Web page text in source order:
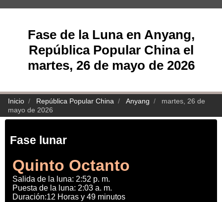
Fase de la Luna en Anyang,
República Popular China el
martes, 26 de mayo de 2026
Inicio República Popular China Anyang
martes, 26 de
mayo de 2026
Fase lunar
Quinto Octanto
Salida de la luna: 2:52 p. m.
Puesta de la luna: 2:03 a. m.
Duración:12 Horas y 49 minutos